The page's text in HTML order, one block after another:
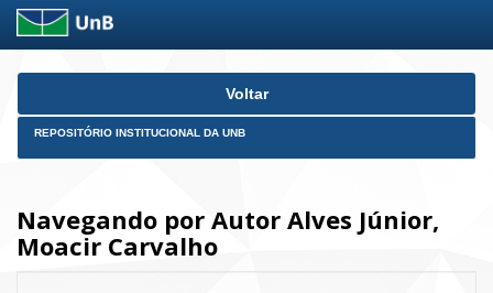
Skip
Voltar
REPOSITÓRIO INSTITUCIONAL DA UNB
Navegando por Autor Alves Júnior,
Moacir Carvalho